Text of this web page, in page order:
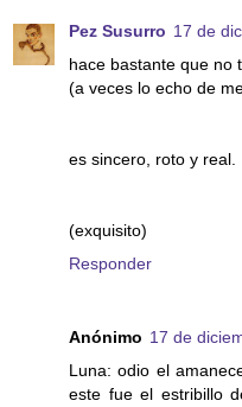
Pez Susurro 17 de
hace bastante que no
(a veces lo echo de
es sincero, roto y real.
(exquisito)
Responder
Anónimo 17 de
Luna: odio el
este fue el estribillo